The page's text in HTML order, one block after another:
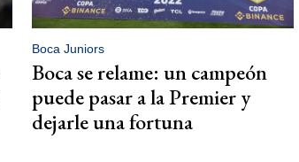
Boca Juniors
Boca se relame: un campeón
puede pasar a la Premier y
dejarle una fortuna